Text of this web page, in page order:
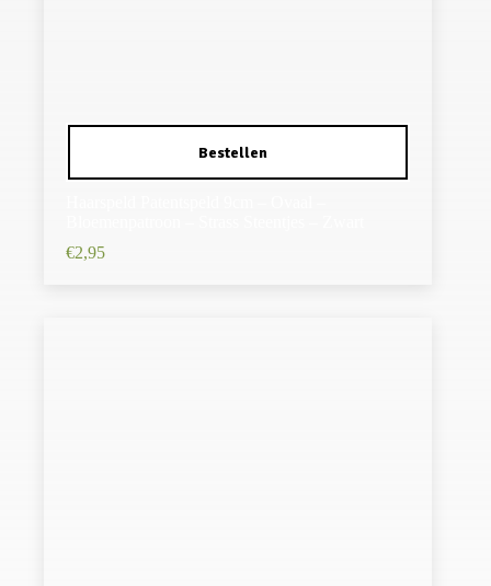
€2,95